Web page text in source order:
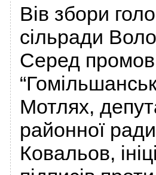
Вів збори
сільради
Серед
Мотлях,
районної
Ковальов,